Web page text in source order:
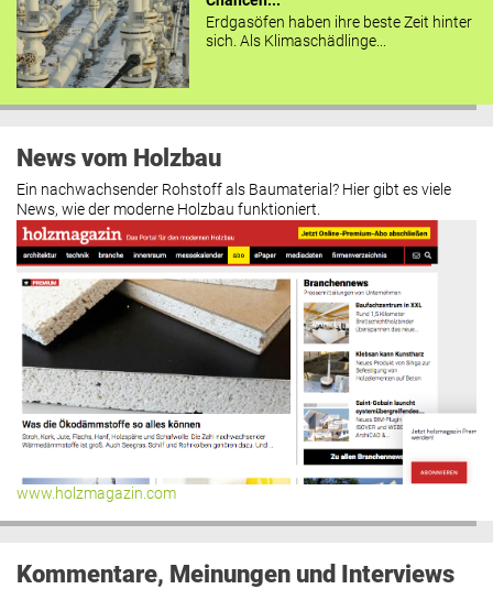
Erdgasöfen haben ihre beste Zeit hinter
sich. Als Klimaschädlinge...
News vom Holzbau
Ein nachwachsender Rohstoff als Baumaterial? Hier gibt es viele
News, wie der moderne Holzbau funktioniert.
www.holzmagazin.com
Kommentare, Meinungen und Interviews